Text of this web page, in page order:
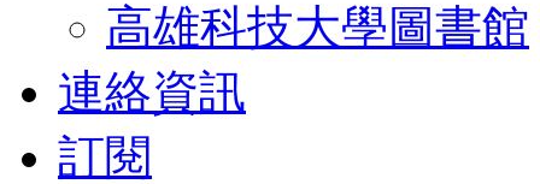
高雄科技大學圖書館
連絡資訊
訂閱